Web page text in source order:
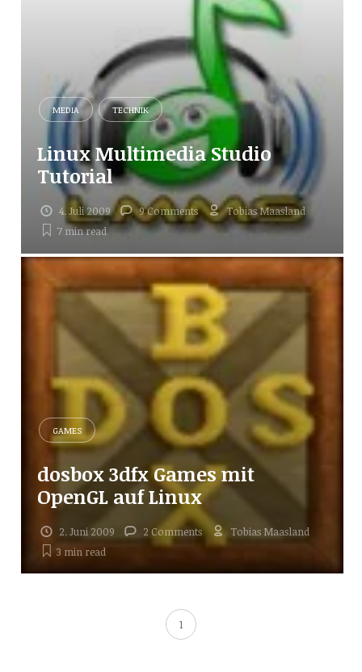
MEDIA TECHNIK
Linux Multimedia Studio
Tutorial
4. Juli 2009 9 Comments
Tobias Maasland
7 minread
GAMES
dosbox 3dfx Games mit
OpenGL auf Linux
2. Juni 2009 2 Comments
Tobias Maasland
3 min read
1